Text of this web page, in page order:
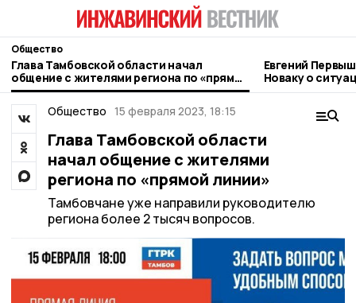
Общество
Глава Тамбовской области начал
общение с жителями региона по «прямой
линии»
Евгений
Новаку о
топливном
Общество 15 февраля 2023, 18:15
Глава Тамбовской области
начал общение с жителями
региона по «прямой линии»
Тамбовчане уже направили руководителю
региона более 2 тысяч вопросов.